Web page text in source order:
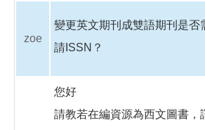
zoe
變更英文期刊成雙語期刊是否
請ISSN？
您好
請教若在編資源為西文圖書，